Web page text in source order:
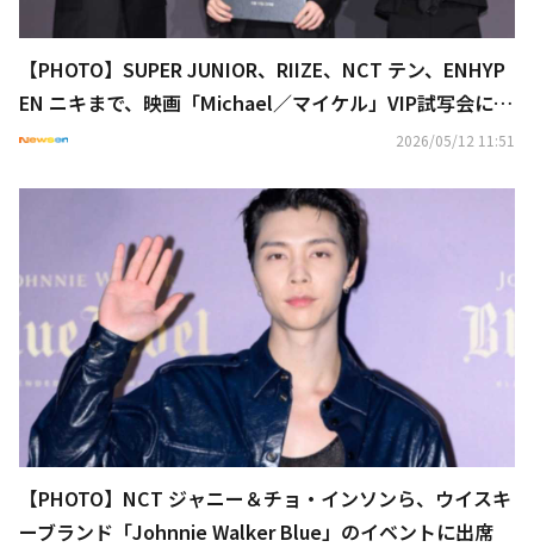
【PHOTO】SUPER JUNIOR、RIIZE、NCT テン、ENHYP
EN ニキまで、映画「Michael／マイケル」VIP試写会に出
席
2026/05/12 11:51
【PHOTO】NCT ジャニー＆チョ・インソンら、ウイスキ
ーブランド「Johnnie Walker Blue」のイベントに出席